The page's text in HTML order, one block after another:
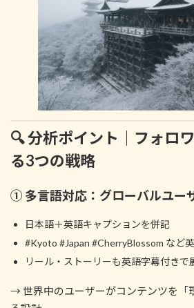
🔍 分析ポイント｜フォロ
る3つの戦略
① 多言語対応：グローバルユー
日本語＋英語キャプションを併記
#Kyoto #Japan #CherryBlossom など
リール・ストーリーも英語字幕付きで
→ 世界中のユーザーがコンテンツを「